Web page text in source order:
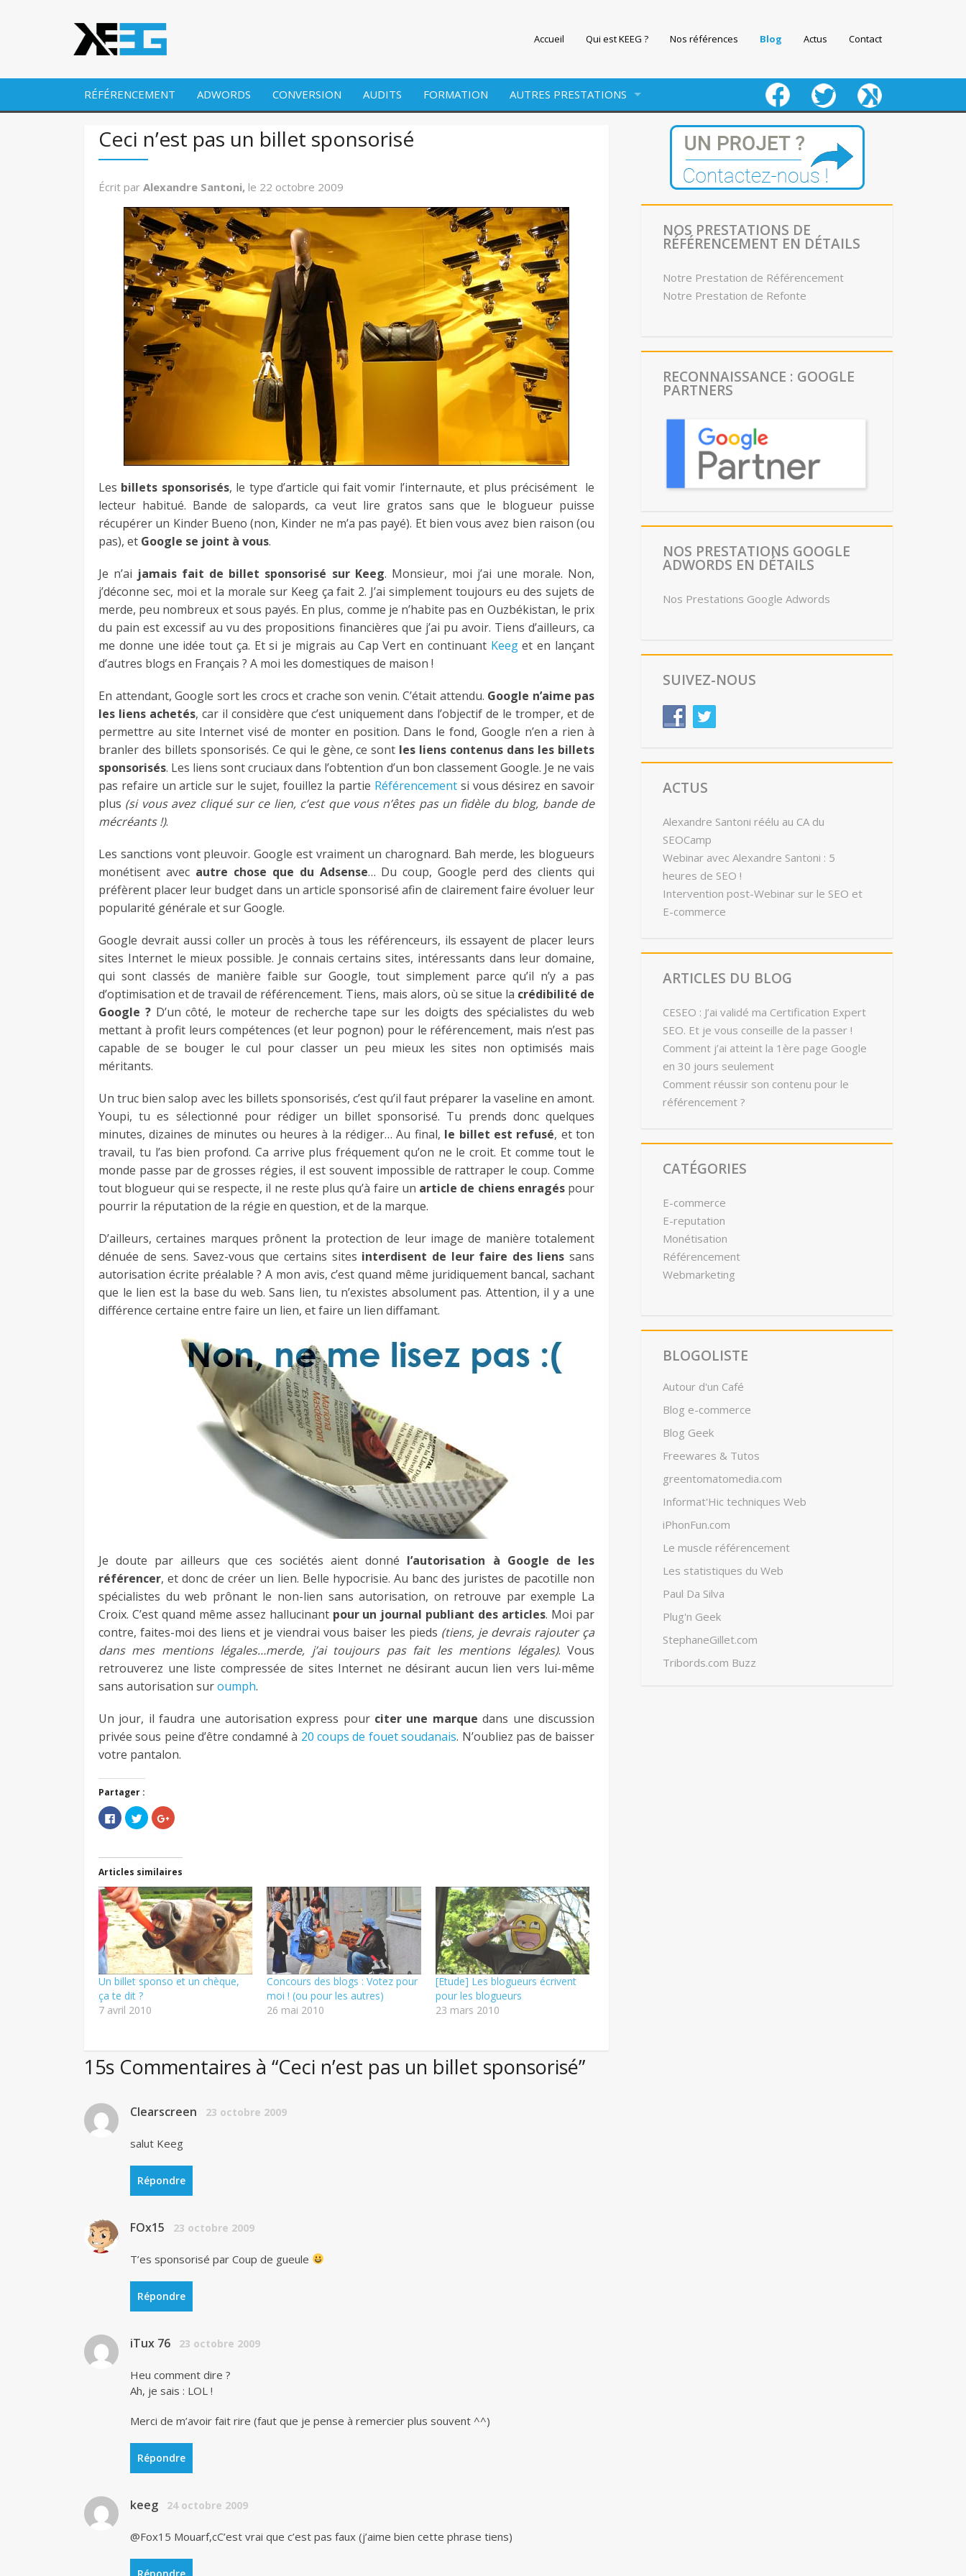
Accueil Qui est KEEG ? Nos références Blog Actus Contact
RÉFÉRENCEMENT ADWORDS CONVERSION AUDITS FORMATION AUTRES PRESTATIONS fb twitter keeg
Ceci n’est pas un billet sponsorisé
Écrit par Alexandre Santoni, le 22 octobre 2009
Les billets sponsorisés, le type d’article qui fait vomir l’internaute, et plus précisément le
lecteur habitué. Bande de salopards, ca veut lire gratos sans que le blogueur puisse
récupérer un Kinder Bueno (non, Kinder ne m’a pas payé). Et bien vous avez bien raison (ou
pas), et Google se joint à vous.
Je n’ai jamais fait de billet sponsorisé sur Keeg. Monsieur, moi j’ai une morale. Non,
j’déconne sec, moi et la morale sur Keeg ça fait 2. J’ai simplement toujours eu des sujets de
merde, peu nombreux et sous payés. En plus, comme je n’habite pas en Ouzbékistan, le prix
du pain est excessif au vu des propositions financières que j’ai pu avoir. Tiens d’ailleurs, ca
me donne une idée tout ça. Et si je migrais au Cap Vert en continuant Keeget en lançant
d’autres blogs en Français ? A moi les domestiques de maison !
En attendant, Google sort les crocs et crache son venin. C’était attendu. Google n’aime pas
les liens achetés, car il considère que c’est uniquement dans l’objectif de le tromper, et de
permettre au site Internet visé de monter en position. Dans le fond, Google n’en a rien à
branler des billets sponsorisés. Ce qui le gène, ce sont les liens contenus dans les billets
sponsorisés. Les liens sont cruciaux dans l’obtention d’un bon classement Google. Je ne vais
pas refaire un article sur le sujet, fouillez la partie Référencement si vous désirez en savoir
plus (si vous avez cliqué sur ce lien, c’est que vous n’êtes pas un fidèle du blog, bande de
mécréants !).
Les sanctions vont pleuvoir. Google est vraiment un charognard. Bah merde, les blogueurs
monétisent avec autre chose que du Adsense… Du coup, Google perd des clients qui
préfèrent placer leur budget dans un article sponsorisé afin de clairement faire évoluer leur
popularité générale et sur Google.
Google devrait aussi coller un procès à tous les référenceurs, ils essayent de placer leurs
sites Internet le mieux possible. Je connais certains sites, intéressants dans leur domaine,
qui sont classés de manière faible sur Google, tout simplement parce qu’il n’y a pas
d’optimisation et de travail de référencement. Tiens, mais alors, où se situe la crédibilité de
Google ?D’un côté, le moteur de recherche tape sur les doigts des spécialistes du web
mettant à profit leurs compétences (et leur pognon) pour le référencement, mais n’est pas
capable de se bouger le cul pour classer un peu mieux les sites non optimisés mais
méritants.
Un truc bien salop avec les billets sponsorisés, c’est qu’il faut préparer la vaseline en amont.
Youpi, tu es sélectionné pour rédiger un billet sponsorisé. Tu prends donc quelques
minutes, dizaines de minutes ou heures à la rédiger… Au final, le billet est refusé, et ton
travail, tu l’as bien profond. Ca arrive plus fréquement qu’on ne le croit. Et comme tout le
monde passe par de grosses régies, il est souvent impossible de rattraper le coup. Comme
tout blogueur qui se respecte, il ne reste plus qu’à faire un article de chiens enragéspour
pourrir la réputation de la régie en question, et de la marque.
D’ailleurs, certaines marques prônent la protection de leur image de manière totalement
dénuée de sens. Savez-vous que certains sites interdisent de leur faire des liens sans
autorisation écrite préalable ? A mon avis, c’est quand même juridiquement bancal, sachant
que le lien est la base du web. Sans lien, tu n’existes absolument pas. Attention, il y a une
différence certaine entre faire un lien, et faire un lien diffamant.
Je doute par ailleurs que ces sociétés aient donné l’autorisation à Google de les
référencer, et donc de créer un lien. Belle hypocrisie. Au banc des juristes de pacotille non
spécialistes du web prônant le non-lien sans autorisation, on retrouve par exemple La
Croix. C’est quand même assez hallucinant pour un journal publiant des articles. Moi par
contre, faites-moi des liens et je viendrai vous baiser les pieds (tiens, je devrais rajouter ça
dans mes mentions légales…merde, j’ai toujours pas fait les mentions légales). Vous
retrouverez une liste compressée de sites Internet ne désirant aucun lien vers lui-même
sans autorisation suroumph.
Un jour, il faudra une autorisation express pour citer une marque dans une discussion
privée sous peine d’être condamné à 20 coups de fouet soudanais. N’oubliez pas de baisser
votre pantalon.
Partager :
Cliquez
pour
partager
dans
une
nouvelle
fenêtre)
Cliquez
pour
partager
dans
une
nouvelle
fenêtre)
Cliquez
pour
(ouvre
une
nouvelle
fenêtre)
Articles similaires
Un billet sponso et un chèque,
ça te dit ?
7 avril 2010
Concours des blogs : Votez pour
moi ! (ou pour les autres)
26 mai 2010
[Etude] Les blogueurs écrivent
pour les blogueurs
23 mars 2010
15s Commentaires à “Ceci n’est pas un billet sponsorisé”
Clearscreen 23 octobre 2009
salut Keeg
Répondre
FOx15 23 octobre 2009
T’es sponsorisé par Coup de gueule
Répondre
iTux 76 23 octobre 2009
Heu comment dire ?
Ah, je sais : LOL !
Merci de m’avoir fait rire (faut que je pense à remercier plus souvent ^^)
Répondre
keeg 24 octobre 2009
@Fox15 Mouarf,cC’est vrai que c’est pas faux (j’aime bien cette phrase tiens)
Répondre
NOS PRESTATIONS DE
RÉFÉRENCEMENT EN DÉTAILS
Notre Prestation de Référencement
Notre Prestation de Refonte
RECONNAISSANCE : GOOGLE
PARTNERS
NOS PRESTATIONS GOOGLE
ADWORDS EN DÉTAILS
Nos Prestations Google Adwords
SUIVEZ-NOUS
ACTUS
Alexandre Santoni réélu au CA du
SEOCamp
Webinar avec Alexandre Santoni : 5
heures de SEO !
Intervention post-Webinar sur le SEO et
E-commerce
ARTICLES DU BLOG
CESEO : J’ai validé ma Certification Expert
SEO. Et je vous conseille de la passer !
Comment j’ai atteint la 1ère page Google
en 30 jours seulement
Comment réussir son contenu pour le
référencement ?
CATÉGORIES
E-commerce
E-reputation
Monétisation
Référencement
Webmarketing
BLOGOLISTE
Autour d'un Café
Blog e-commerce
Blog Geek
Freewares & Tutos
greentomatomedia.com
Informat'Hic techniques Web
iPhonFun.com
Le muscle référencement
Les statistiques du Web
Paul Da Silva
Plug'n Geek
StephaneGillet.com
Tribords.com Buzz